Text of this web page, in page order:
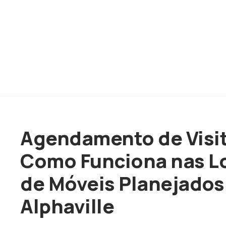
Agendamento de
Como Funciona nas
de Móveis
Alphaville